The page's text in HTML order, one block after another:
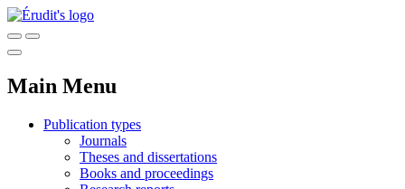
Main Menu
Publication types
Journals
Theses and dissertations
Books and proceedings